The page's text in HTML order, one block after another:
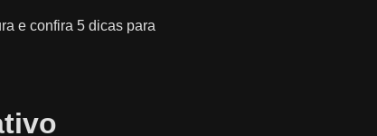
e confira 5 dicas para